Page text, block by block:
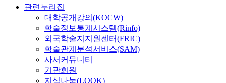
관련누리집
대학공개강의(KOCW)
학술정보통계시스템(Rinfo)
외국학술지지원센터(FRIC)
학술관계분석서비스(SAM)
사서커뮤니티
기관회원
지식나눔(LOOK)